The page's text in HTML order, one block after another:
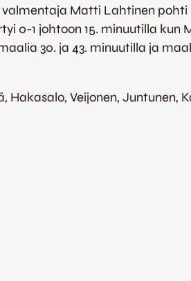
Matti Lahtinen pohti
0-1 johtoon 15. minuutilla
30. ja 43. minuutilla ja
Veijonen, Juntunen,